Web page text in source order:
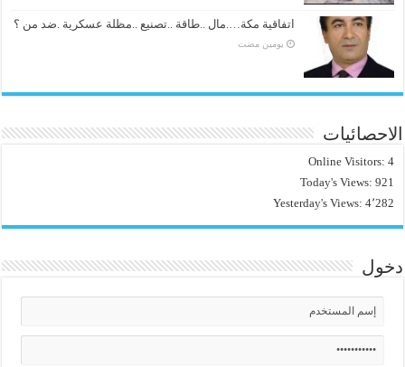
اتفاقية مكة….مال ..طاقة ..تصنيع ..مظلة عسكرية .ضد من ؟
‏يومين مضت
الاحصائيات
Online Visitors: 4
Today's Views: 921
Yesterday's Views: 4٬282
دخول